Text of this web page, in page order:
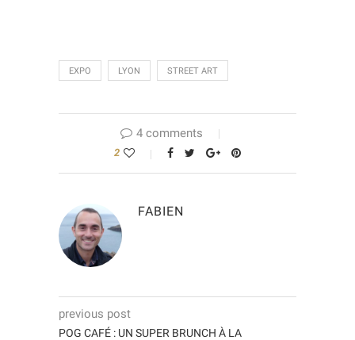
EXPO LYON STREET ART
4 comments
2
FABIEN
previous post
POG CAFÉ : UN SUPER BRUNCH À LA